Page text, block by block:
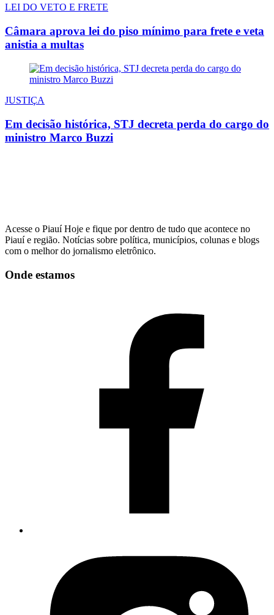
LEI DO VETO E FRETE
Câmara aprova lei do piso mínimo para frete e veta
anistia a multas
JUSTIÇA
Em decisão histórica, STJ decreta perda do cargo do
ministro Marco Buzzi
Acesse o Piauí Hoje e fique por dentro de tudo que acontece no
Piauí e região. Notícias sobre política, municípios, colunas e blogs
com o melhor do jornalismo eletrônico.
Onde estamos